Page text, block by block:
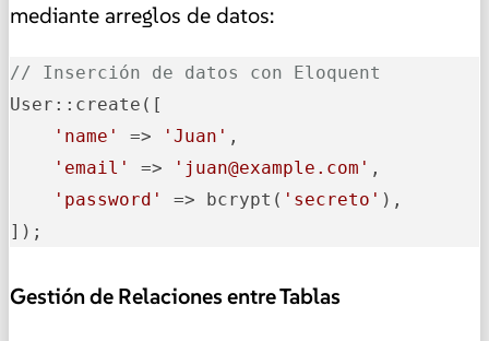
mediante arreglos de datos:
// Inserción de datos con Eloquent
User::create([
'name'
=> 'Juan' ,
'email'
=> 'juan@example.com' ,
'password'
=> bcrypt( 'secreto' ),
]);
Gestión de Relaciones entre Tablas